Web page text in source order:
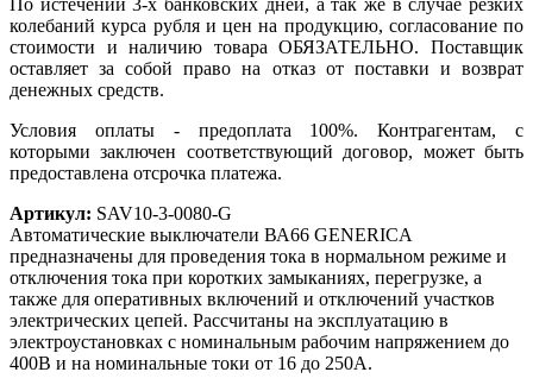
По истечении 3-х банковских дней, а так же в случае резких
колебаний курса рубля и цен на продукцию, согласование по
стоимости и наличию товара ОБЯЗАТЕЛЬНО. Поставщик
оставляет за собой право на отказ от поставки и возврат
денежных средств.
Условия оплаты - предоплата 100%. Контрагентам, с
которыми заключен соответствующий договор, может быть
предоставлена отсрочка платежа.
Артикул: SAV10-3-0080-G
Автоматические выключатели ВА66 GENERICA
предназначены для проведения тока в нормальном режиме и
отключения тока при коротких замыканиях, перегрузке, а
также для оперативных включений и отключений участков
электрических цепей. Рассчитаны на эксплуатацию в
электроустановках с номинальным рабочим напряжением до
400В и на номинальные токи от 16 до 250А.